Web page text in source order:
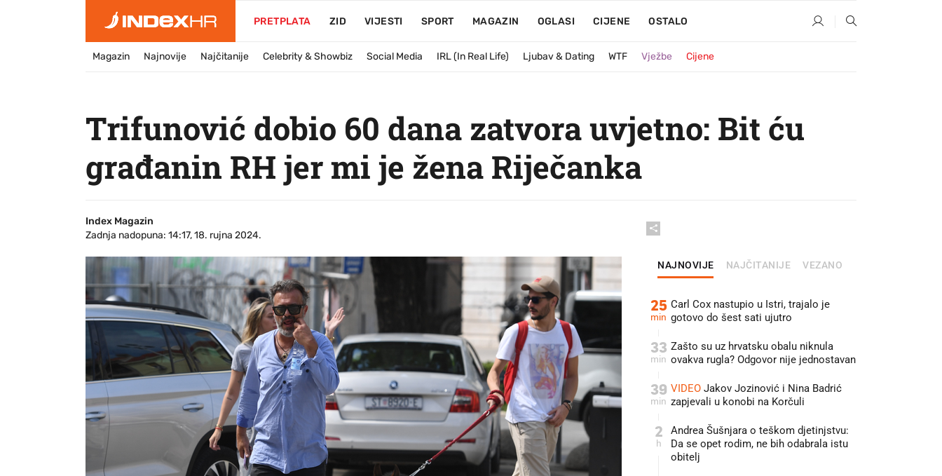
PRETPLATA ZID VIJESTI SPORT MAGAZIN OGLASI CIJENE OSTALO
Magazin Najnovije Najčitanije Celebrity & Showbiz Social Media IRL (In Real Life) Ljubav & Dating WTF Vježbe Cijene
Trifunović dobio 60 dana zatvora uvjetno: Bit ću
građanin RH jer mi je žena Riječanka
Index Magazin
Zadnja nadopuna: 14:17, 18. rujna 2024.
NAJNOVIJE NAJČITANIJE VEZANO
25
min
Carl Cox nastupio u Istri, trajalo je
gotovo do šest sati ujutro
33
min
Zašto su uz hrvatsku obalu niknula
ovakva rugla? Odgovor nije jednostavan
39
min
VIDEO Jakov Jozinović i Nina Badrić
zapjevali u konobi na Korčuli
2
h
Andrea Šušnjara o teškom djetinjstvu:
Da se opet rodim, ne bih odabrala istu
obitelj